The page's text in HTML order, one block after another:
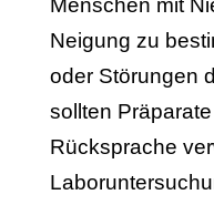
Menschen mit
Neigung zu
oder Störungen
sollten
Rücksprache